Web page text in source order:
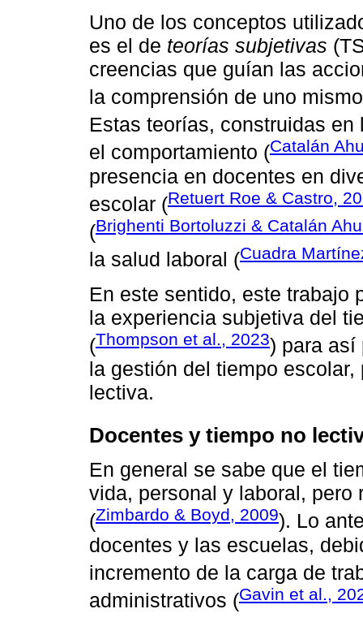
Uno de los conceptos
es el de teorías subjetivas
creencias que guían las
la comprensión de uno
Estas teorías, construidas en
el comportamiento (Catalán
presencia en docentes en
escolar (Retuert Roe & Castro,
(Brighenti Bortoluzzi & Catalán
la salud laboral (Cuadra
En este sentido, este trabajo
la experiencia subjetiva del
(Thompson et al., 2023) para así
la gestión del tiempo
lectiva.
Docentes y tiempo no
En general se sabe que el
vida, personal y laboral, pero
(Zimbardo & Boyd, 2009). Lo
docentes y las escuelas,
incremento de la carga de
administrativos (Gavin et al.,